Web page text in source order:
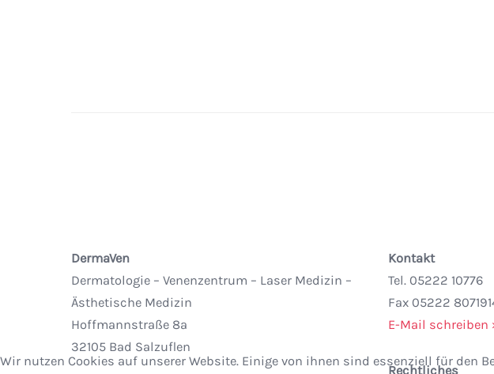
DermaVen
Dermatologie – Venenzentrum – Laser Medizin –
Ästhetische Medizin
Hoffmannstraße 8a
32105 Bad Salzuflen
Kontakt
Tel. 05222 10776
Fax 05222
E-Mail schreiben
Rechtliches
Wir nutzen Cookies auf unserer Website. Einige von ihnen sind essenziell für den